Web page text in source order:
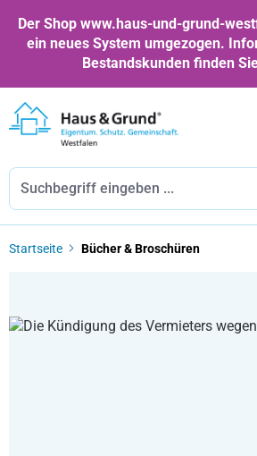
Zum Hauptinhalt springen
Der Shop www.haus-und-grund-
ein neues System umgezogen.
Bestandskunden finden
Startseite Bücher & Broschüren